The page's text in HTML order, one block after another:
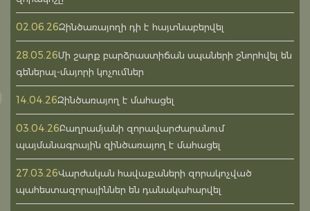
02.06.26Զինծառայողի դի է հայտնաբերվել
28.05.26Մի շարք բարձրաստիճան սպաների շնորհվել են
գեներալ-մայորի կոչումներ
14.04.26Զինծառայող է մահացել
03.04.26Բաղրամյանի զորավարժարանում
պայմանագրային զինծառայող է մահացել
27.03.26Վարժական հավաքաների զորակոչված
պահեստազորայիններ են դանակահարվել